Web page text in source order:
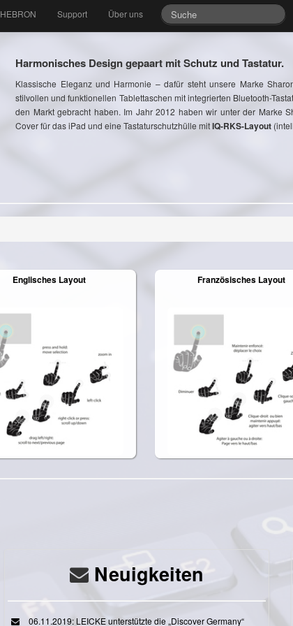
HEBRON Support Über uns
Harmonisches Design gepaart mit Schutz und Tastatur.
Klassische Eleganz und Harmonie – dafür steht unsere Marke
stilvollen und funktionellen Tablettaschen mit integrierten Bluetooth-
den Markt gebracht haben. Im Jahr 2012 haben wir unter der Marke
Cover für das iPad und eine Tastaturschutzhülle mitIQ-RKS-Layout
Englisches Layout Französisches Layout
Neuigkeiten
06.11.2019: LEICKE unterstützte die „Discover Germany“